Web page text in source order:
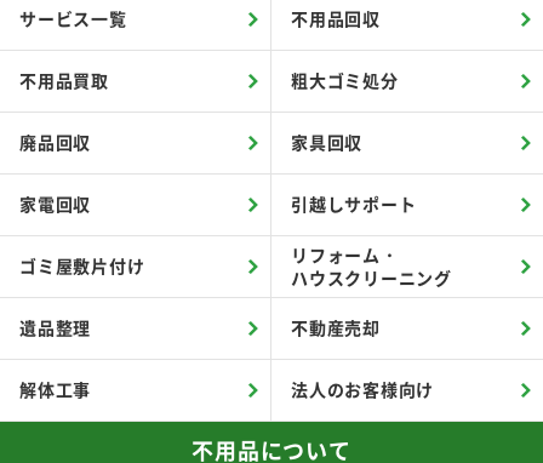
サービス一覧 不用品回収
不用品買取 粗大ゴミ処分
廃品回収 家具回収
家電回収 引越しサポート
ゴミ屋敷片付け
リフォーム・
ハウスクリーニング
遺品整理 不動産売却
解体工事 法人のお客様向け
不用品について